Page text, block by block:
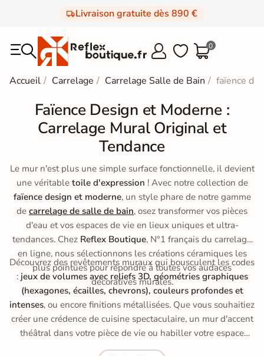
Livraison gratuite dès 890 €
  0
Accueil Carrelage Carrelage Salle de Bain faïence
Faïence Design et Moderne :
Carrelage Mural Original et
Tendance
Le mur n'est plus une simple surface fonctionnelle, il devient
une véritable toile d'expression ! Avec notre collection de
faïence design et moderne, un style phare de notre gamme
de carrelage de salle de bain, osez transformer vos pièces
d'eau et vos espaces de vie en lieux uniques et ultra-
tendances. Chez Reflex Boutique, N°1 français du carrelage
en ligne, nous sélectionnons les créations céramiques les
plus pointues pour répondre à toutes vos audaces
décoratives murales.
Découvrez des revêtements muraux qui bousculent les codes
: jeux de volumes avec reliefs 3D, géométries graphiques
(hexagones, écailles, chevrons), couleurs profondes et
intenses, ou encore finitions métallisées. Que vous souhaitiez
créer une crédence de cuisine spectaculaire, un mur d'accent
théâtral dans votre pièce de vie ou habiller votre espace
bien-être avec audace, notre faïence contemporaine allie